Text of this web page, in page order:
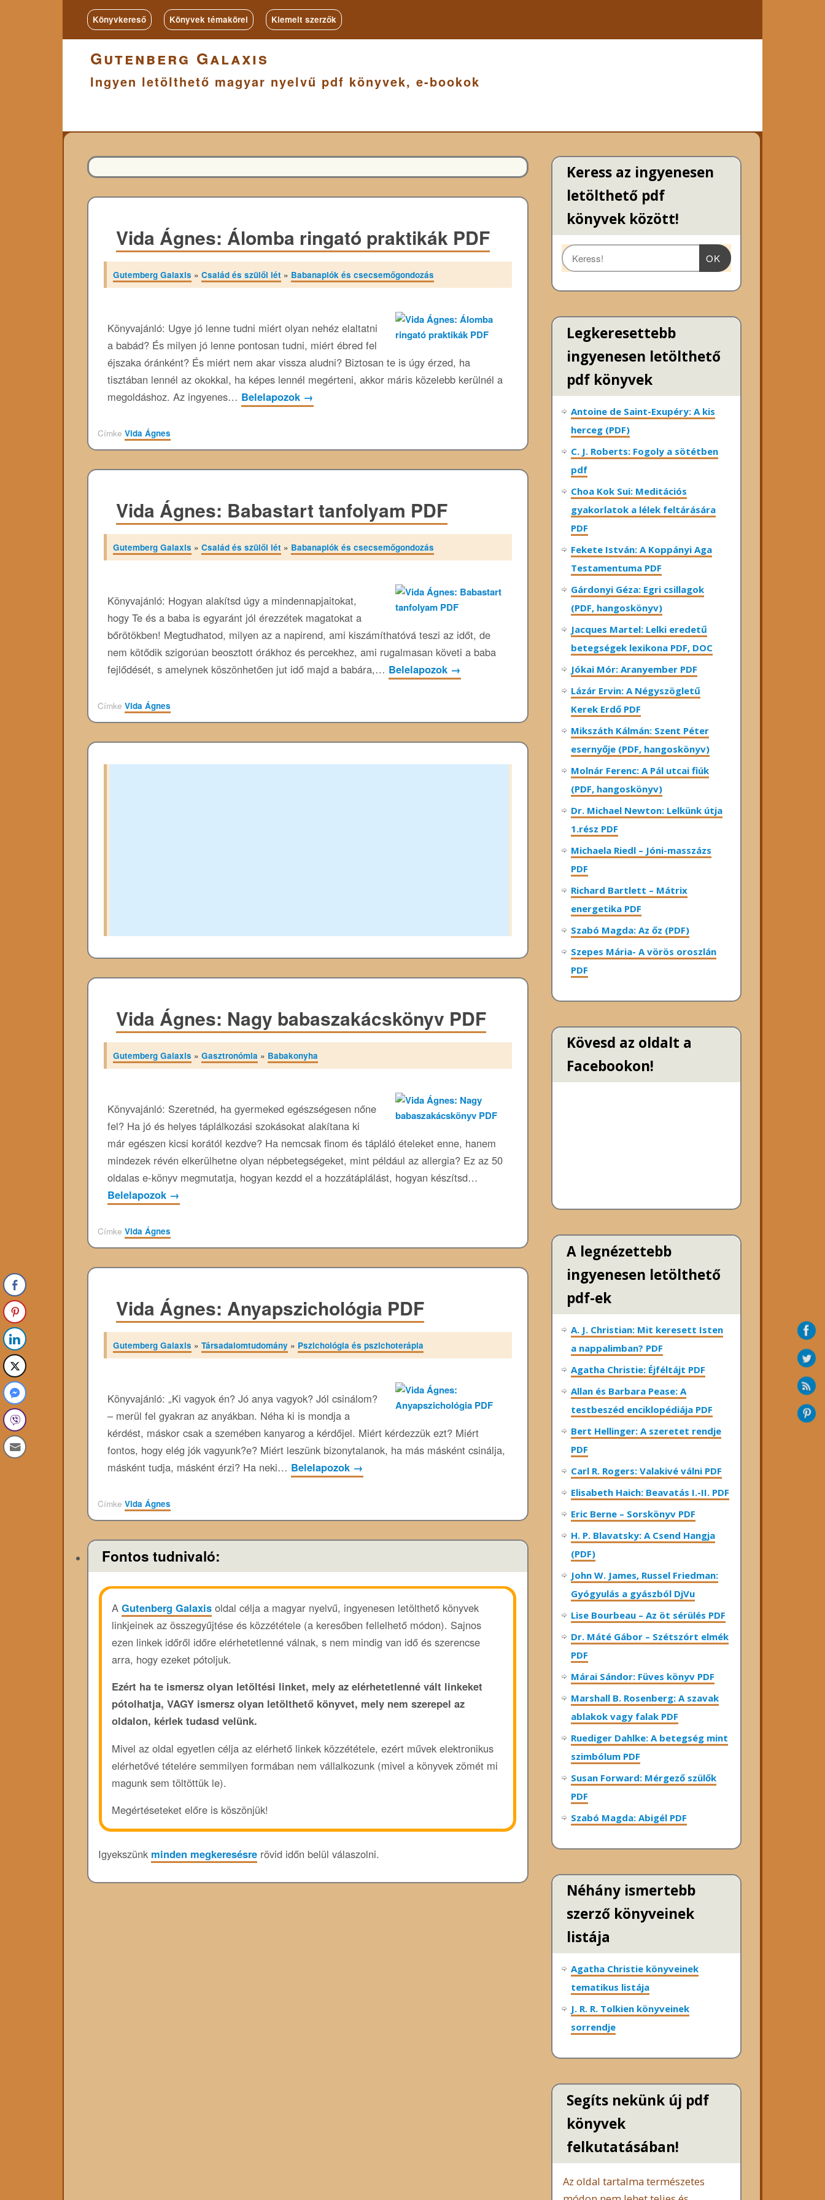
Könyvkereső Könyvek témakörei Kiemelt szerzők
Gutenberg Galaxis
Ingyen letölthető magyar nyelvű pdf könyvek, e-bookok
Vida Ágnes: Álomba ringató praktikák PDF
Gutemberg Galaxis » Család és szülői lét » Babanaplók és csecsemőgondozás
Könyvajánló: Ugye jó lenne tudni miért olyan nehéz elaltatni
a babád? És milyen jó lenne pontosan tudni, miért ébred fel
éjszaka óránként? És miért nem akar vissza aludni? Biztosan te is úgy érzed, ha
tisztában lennél az okokkal, ha képes lennél megérteni, akkor máris közelebb kerülnél a
megoldáshoz. Az ingyenes… Belelapozok →
Címke Vida Ágnes
Vida Ágnes: Babastart tanfolyam PDF
Gutemberg Galaxis » Család és szülői lét » Babanaplók és csecsemőgondozás
Könyvajánló: Hogyan alakítsd úgy a mindennapjaitokat,
hogy Te és a baba is egyaránt jól érezzétek magatokat a
bőrötökben! Megtudhatod, milyen az a napirend, ami kiszámíthatóvá teszi az időt, de
nem kötődik szigorúan beosztott órákhoz és percekhez, ami rugalmasan követi a baba
fejlődését, s amelynek köszönhetően jut idő majd a babára,… Belelapozok →
Címke Vida Ágnes
Vida Ágnes: Nagy babaszakácskönyv PDF
Gutemberg Galaxis » Gasztronómia » Babakonyha
Könyvajánló: Szeretnéd, ha gyermeked egészségesen nőne
fel? Ha jó és helyes táplálkozási szokásokat alakítana ki
már egészen kicsi korától kezdve? Ha nemcsak finom és tápláló ételeket enne, hanem
mindezek révén elkerülhetne olyan népbetegségeket, mint például az allergia? Ez az 50
oldalas e-könyv megmutatja, hogyan kezdd el a hozzátáplálást, hogyan készítsd…
Belelapozok →
Címke Vida Ágnes
Vida Ágnes: Anyapszichológia PDF
Gutemberg Galaxis » Társadalomtudomány » Pszichológia és pszichoterápia
Könyvajánló: „Ki vagyok én? Jó anya vagyok? Jól csinálom?
– merül fel gyakran az anyákban. Néha ki is mondja a
kérdést, máskor csak a szemében kanyarog a kérdőjel. Miért kérdezzük ezt? Miért
fontos, hogy elég jók vagyunk?e? Miért leszünk bizonytalanok, ha más másként csinálja,
másként tudja, másként érzi? Ha neki… Belelapozok →
Címke Vida Ágnes
Fontos tudnivaló:
AGutenberg Galaxis oldal célja a magyar nyelvű, ingyenesen letölthető könyvek
linkjeinek az összegyűjtése és közzététele (a keresőben fellelhető módon). Sajnos
ezen linkek időről időre elérhetetlenné válnak, s nem mindig van idő és szerencse
arra, hogy ezeket pótoljuk.
Ezért ha te ismersz olyan letöltési linket, mely az elérhetetlenné vált linkeket
pótolhatja, VAGY ismersz olyan letölthető könyvet, mely nem szerepel az
oldalon, kérlek tudasd velünk.
Mivel az oldal egyetlen célja az elérhető linkek közzététele, ezért művek elektronikus
elérhetővé tételére semmilyen formában nem vállalkozunk (mivel a könyvek zömét mi
magunk sem töltöttük le).
Megértéseteket előre is köszönjük!
Igyekszünk minden megkeresésre rövid időn belül válaszolni.
Keress az ingyenesen
letölthető pdf
könyvek között!
OK
Legkeresettebb
ingyenesen letölthető
pdf könyvek
Antoine de Saint-Exupéry: A kis
herceg (PDF)
C. J. Roberts: Fogoly a sötétben
pdf
Choa Kok Sui: Meditációs
gyakorlatok a lélek feltárására
PDF
Fekete István: A Koppányi Aga
Testamentuma PDF
Gárdonyi Géza: Egri csillagok
(PDF, hangoskönyv)
Jacques Martel: Lelki eredetű
betegségek lexikona PDF, DOC
Jókai Mór: Aranyember PDF
Lázár Ervin: A Négyszögletű
Kerek Erdő PDF
Mikszáth Kálmán: Szent Péter
esernyője (PDF, hangoskönyv)
Molnár Ferenc: A Pál utcai fiúk
(PDF, hangoskönyv)
Dr. Michael Newton: Lelkünk útja
1.rész PDF
Michaela Riedl – Jóni-masszázs
PDF
Richard Bartlett – Mátrix
energetika PDF
Szabó Magda: Az őz (PDF)
Szepes Mária- A vörös oroszlán
PDF
Kövesd az oldalt a
Facebookon!
A legnézettebb
ingyenesen letölthető
pdf-ek
A. J. Christian: Mit keresett Isten
a nappalimban? PDF
Agatha Christie: Éjféltájt PDF
Allan és Barbara Pease: A
testbeszéd enciklopédiája PDF
Bert Hellinger: A ​szeretet rendje
PDF
Carl R. Rogers: Valakivé válni PDF
Elisabeth Haich: Beavatás I.-II. PDF
Eric Berne – Sorskönyv PDF
H. P. Blavatsky: A Csend Hangja
(PDF)
John W. James, Russel Friedman:
Gyógyulás a gyászból DjVu
Lise Bourbeau – Az öt sérülés PDF
Dr. Máté Gábor – Szétszórt elmék
PDF
Márai Sándor: Füves könyv PDF
Marshall B. Rosenberg: A szavak
ablakok vagy falak PDF
Ruediger Dahlke: A betegség mint
szimbólum PDF
Susan Forward: Mérgező szülők
PDF
Szabó Magda: Abigél PDF
Néhány ismertebb
szerző könyveinek
listája
Agatha Christie könyveinek
tematikus listája
J. R. R. Tolkien könyveinek
sorrendje
Segíts nekünk új pdf
könyvek
felkutatásában!
Az oldal tartalma természetes